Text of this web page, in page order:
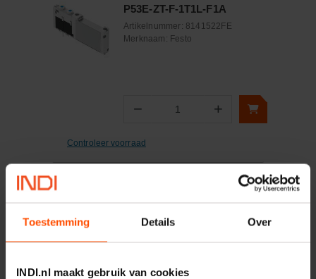
Toestemming Details Over
INDI.nl maakt gebruik van cookies
P53E-ZT-F-1T1L-F1A
Artikelnummer: 8141522FE
Merknaam: Festo
− Aantal +
Controleer voorraad
Magneetventiel VUVG-L10-
M52-RZT-M5-1H2L-F1A